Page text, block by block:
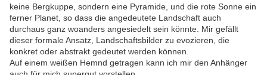
keine Bergkuppe, sondern eine Pyramide, und die rote Sonne ein
ferner Planet, so dass die angedeutete Landschaft auch
durchaus ganz woanders angesiedelt sein könnte. Mir gefällt
dieser formale Ansatz, Landschaftsbilder zu evozieren, die
konkret oder abstrakt gedeutet werden können.
Auf einem weißen Hemnd getragen kann ich mir den Anhänger